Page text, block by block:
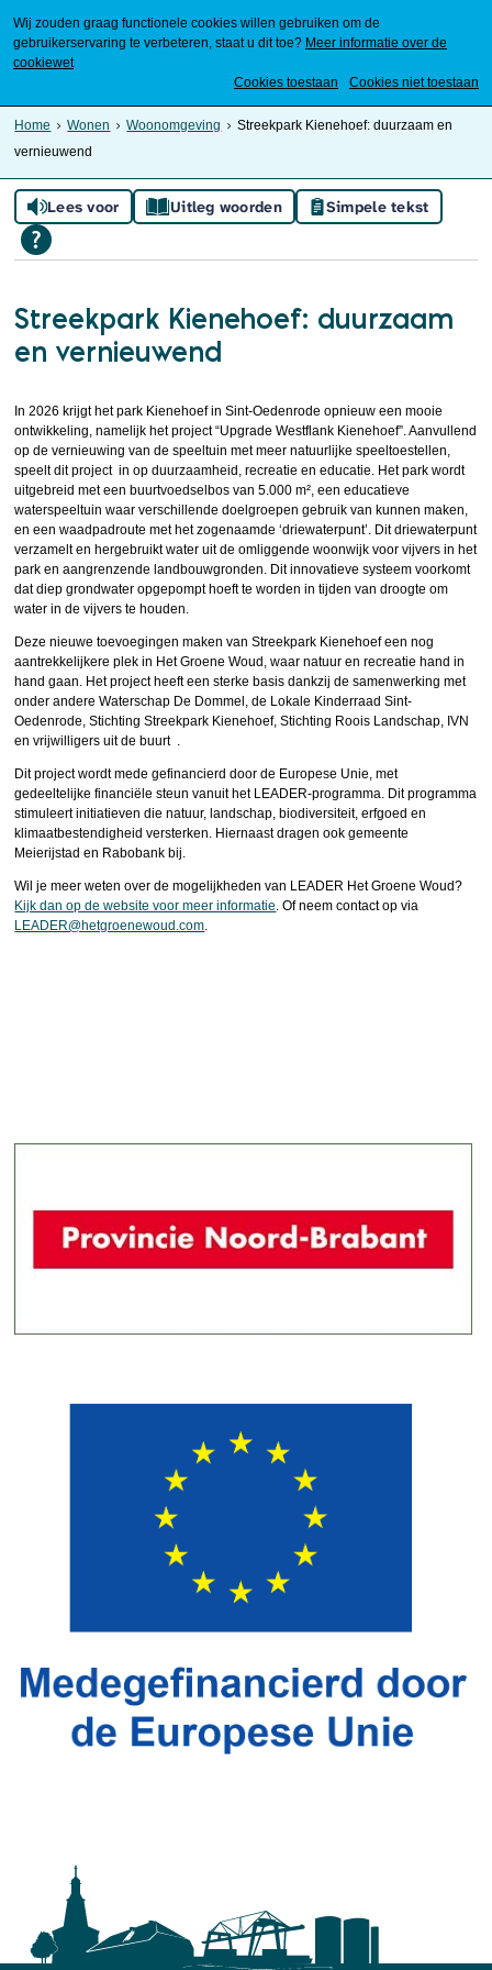
Wij zouden graag functionele cookies willen gebruiken om de
gebruikerservaring te verbeteren, staat u dit toe? Meer informatie over de
cookiewet
Cookies toestaan
Cookies niet toestaan
Home Wonen Woonomgeving
Streekpark Kienehoef: duurzaam en
vernieuwend
Lees voor Uitleg woorden Simpele tekst
Streekpark Kienehoef: duurzaam
en vernieuwend
In 2026 krijgt het park Kienehoef in Sint-Oedenrode opnieuw een mooie
ontwikkeling, namelijk het project “Upgrade Westflank Kienehoef”. Aanvullend
op de vernieuwing van de speeltuin met meer natuurlijke speeltoestellen,
speelt dit project in op duurzaamheid, recreatie en educatie. Het park wordt
uitgebreid met een buurtvoedselbos van 5.000 m², een educatieve
waterspeeltuin waar verschillende doelgroepen gebruik van kunnen maken,
en een waadpadroute met het zogenaamde ‘driewaterpunt’. Dit driewaterpunt
verzamelt en hergebruikt water uit de omliggende woonwijk voor vijvers in het
park en aangrenzende landbouwgronden. Dit innovatieve systeem voorkomt
dat diep grondwater opgepompt hoeft te worden in tijden van droogte om
water in de vijvers te houden.
Deze nieuwe toevoegingen maken van Streekpark Kienehoef een nog
aantrekkelijkere plek in Het Groene Woud, waar natuur en recreatie hand in
hand gaan. Het project heeft een sterke basis dankzij de samenwerking met
onder andere Waterschap De Dommel, de Lokale Kinderraad Sint-
Oedenrode, Stichting Streekpark Kienehoef, Stichting Roois Landschap, IVN
en vrijwilligers uit de buurt .
Dit project wordt mede gefinancierd door de Europese Unie, met
gedeeltelijke financiële steun vanuit het LEADER-programma. Dit programma
stimuleert initiatieven die natuur, landschap, biodiversiteit, erfgoed en
klimaatbestendigheid versterken. Hiernaast dragen ook gemeente
Meierijstad en Rabobank bij.
Wil je meer weten over de mogelijkheden van LEADER Het Groene Woud?
Kijk dan op de website voor meer informatie . Of neem contact op via
LEADER@hetgroenewoud.com